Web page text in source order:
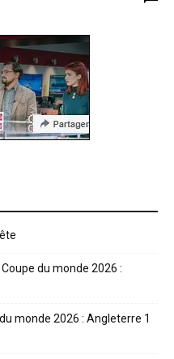
du monde 2026 :
monde 2026 : Angleterre 1